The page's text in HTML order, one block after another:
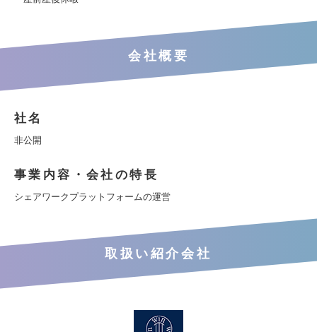
会社概要
社名
非公開
事業内容・会社の特長
シェアワークプラットフォームの運営
取扱い紹介会社